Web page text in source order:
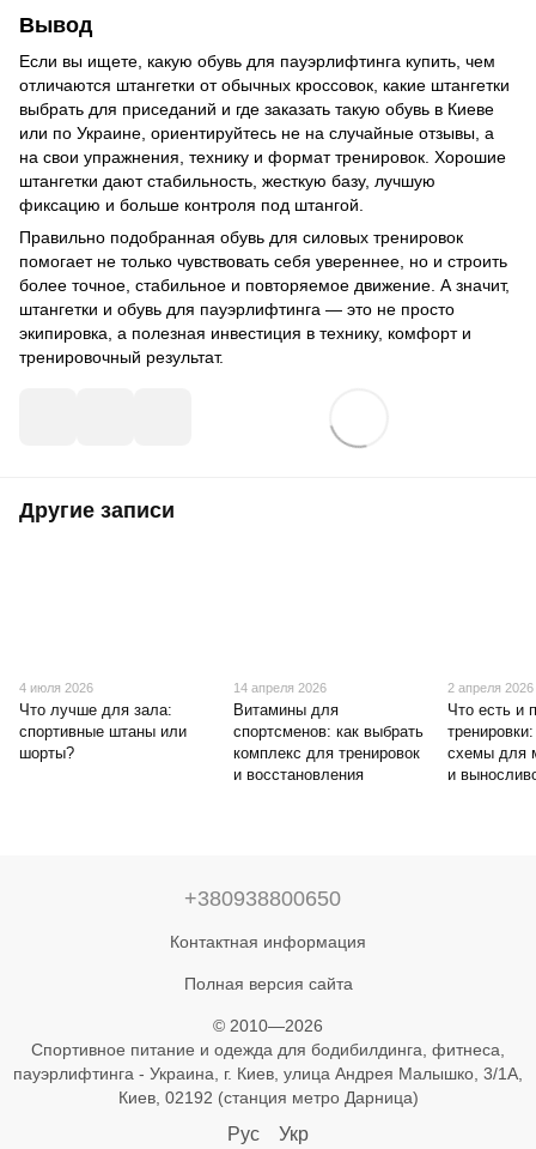
Вывод
Если вы ищете, какую обувь для пауэрлифтинга купить, чем
отличаются штангетки от обычных кроссовок, какие штангетки
выбрать для приседаний и где заказать такую обувь в Киеве
или по Украине, ориентируйтесь не на случайные отзывы, а
на свои упражнения, технику и формат тренировок. Хорошие
штангетки дают стабильность, жесткую базу, лучшую
фиксацию и больше контроля под штангой.
Правильно подобранная обувь для силовых тренировок
помогает не только чувствовать себя увереннее, но и строить
более точное, стабильное и повторяемое движение. А значит,
штангетки и обувь для пауэрлифтинга — это не просто
экипировка, а полезная инвестиция в технику, комфорт и
тренировочный результат.
Другие записи
4 июля 2026
Что лучше для зала:
спортивные штаны или
шорты?
14 апреля 2026
Витамины для
спортсменов: как выбрать
комплекс для тренировок
и восстановления
2 апреля 2026
Что есть и
схемы для
и
+380938800650
Контактная информация
Полная версия сайта
© 2010—2026
Спортивное питание и одежда для бодибилдинга, фитнеса,
пауэрлифтинга - Украина, г. Киев, улица Андрея Малышко, 3/1А,
Киев, 02192 (станция метро Дарница)
Рус Укр